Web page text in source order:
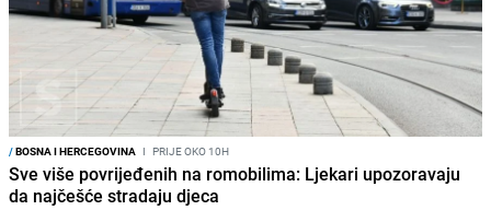
/BOSNA I HERCEGOVINA I PRIJE OKO 10H
Sve više povrijeđenih na romobilima: Ljekari upozoravaju
da najčešće stradaju djeca